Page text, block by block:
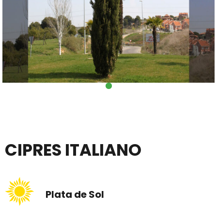
CIPRES ITALIANO
Plata de Sol